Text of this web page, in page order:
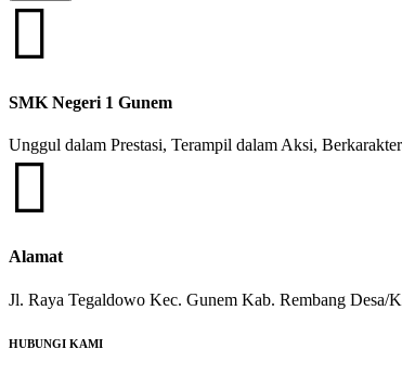
SMK Negeri 1 Gunem
Unggul dalam Prestasi, Terampil dalam Aksi,
Alamat
Jl. Raya Tegaldowo Kec. Gunem Kab. Rembang Desa/
HUBUNGI KAMI